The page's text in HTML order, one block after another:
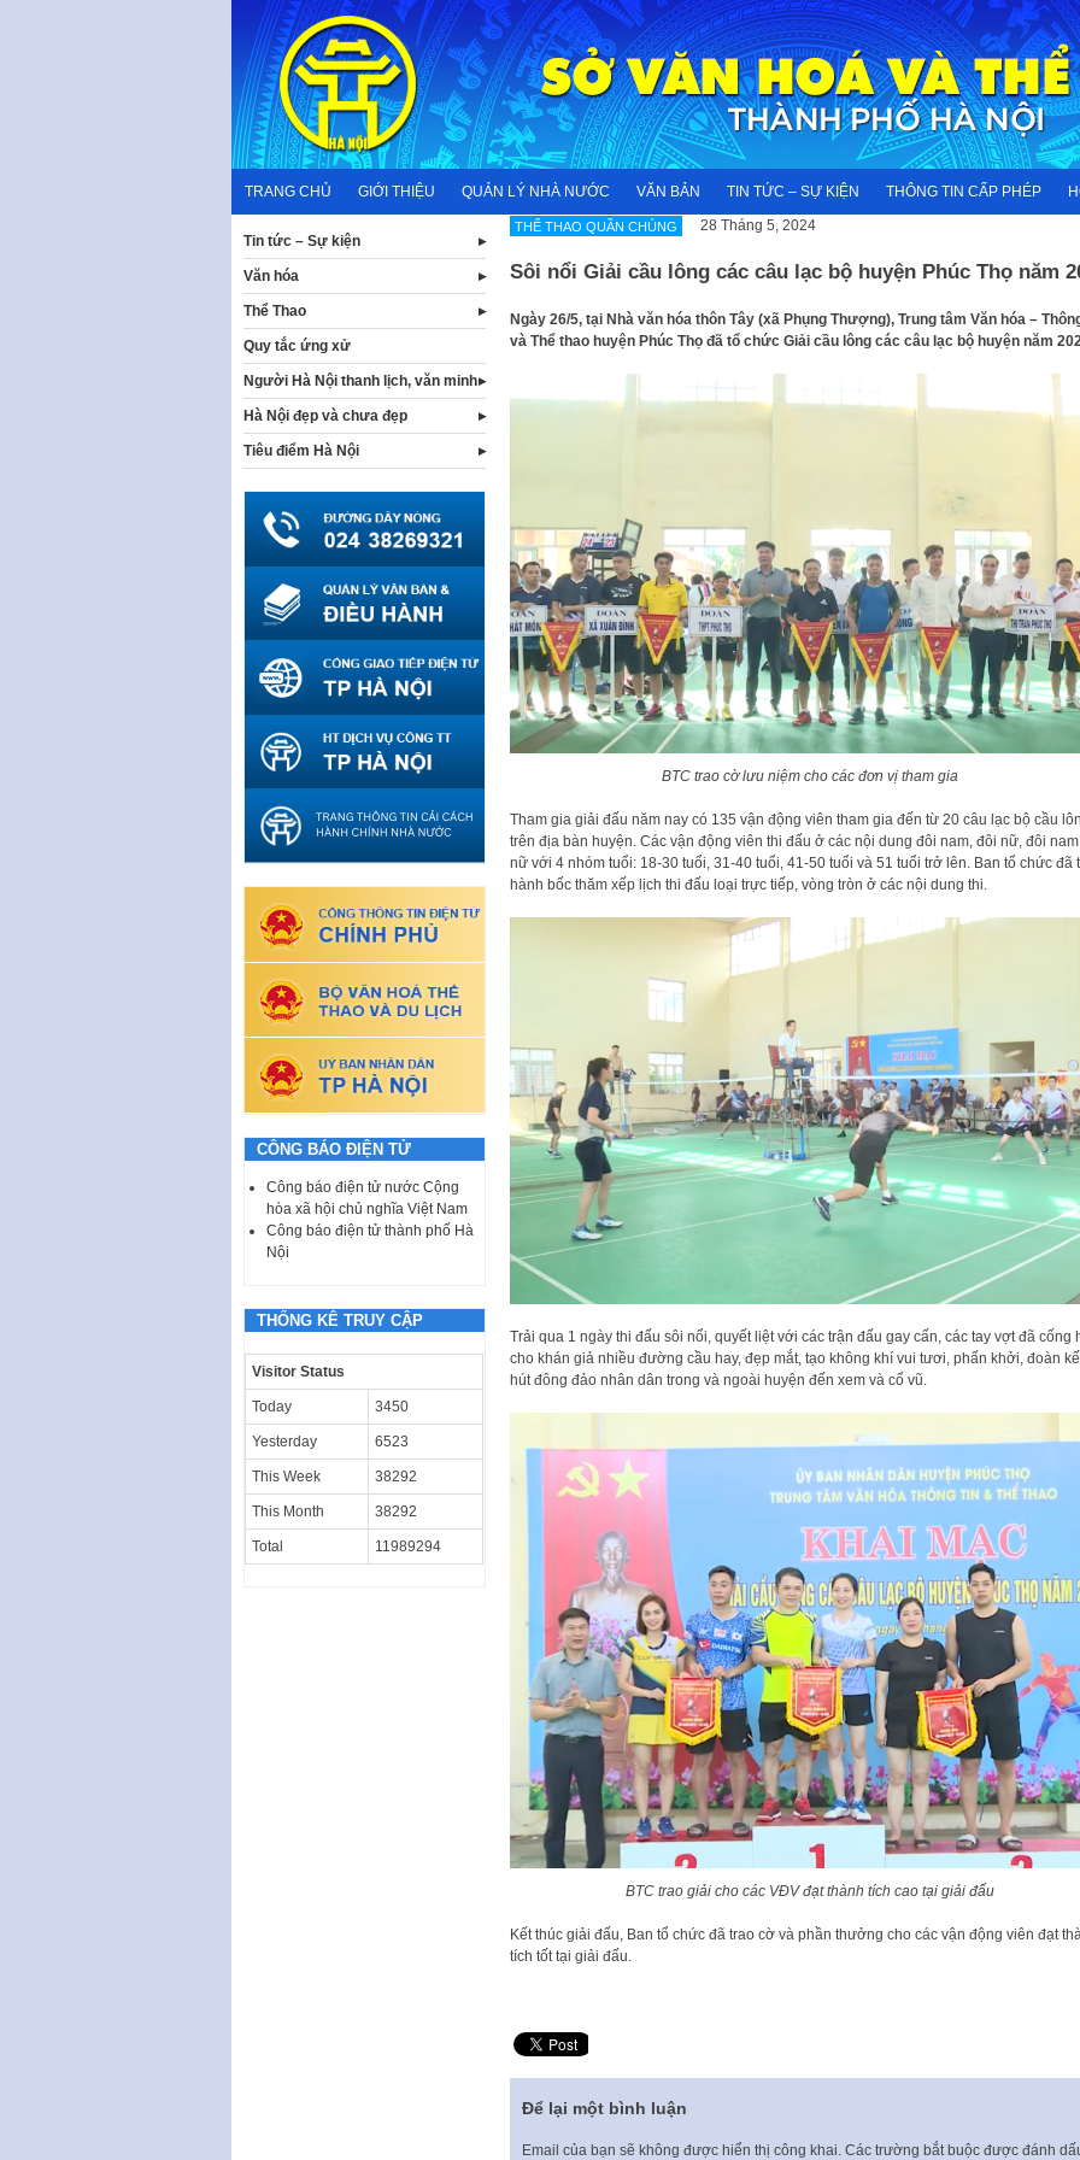
content
TRANG CHỦ GIỚI THIỆU QUẢN LÝ NHÀ NƯỚC VĂN BẢN TIN TỨC – SỰ KIỆN THÔNG TIN CẤP PHÉP
THỂ THAO QUẦN CHÚNG 28 Tháng 5, 2024
Sôi nổi Giải cầu lông các câu lạc bộ huyện Phúc Thọ năm
Ngày 26/5, tại Nhà văn hóa thôn Tây (xã Phụng Thượng), Trung tâm Văn hóa –
và Thể thao huyện Phúc Thọ đã tổ chức Giải cầu lông các câu lạc bộ huyện năm
BTC trao cờ lưu niệm cho các đơn vị tham gia
Tham gia giải đấu năm nay có 135 vận động viên tham gia đến từ 20 câu lạc bộ cầu
trên địa bàn huyện. Các vận động viên thi đấu ở các nội dung đôi nam, đôi nữ, đôi
nữ với 4 nhóm tuổi: 18-30 tuổi, 31-40 tuổi, 41-50 tuổi và 51 tuổi trở lên. Ban tổ chức đã
hành bốc thăm xếp lịch thi đấu loại trực tiếp, vòng tròn ở các nội dung thi.
Trải qua 1 ngày thi đấu sôi nổi, quyết liệt với các trận đấu gay cấn, các tay vợt đã cống
cho khán giả nhiều đường cầu hay, đẹp mắt, tạo không khí vui tươi, phấn khởi, đoàn
hút đông đảo nhân dân trong và ngoài huyện đến xem và cổ vũ.
BTC trao giải cho các VĐV đạt thành tích cao tại giải đấu
Kết thúc giải đấu, Ban tổ chức đã trao cờ và phần thưởng cho các vận động viên đạt
tích tốt tại giải đấu.
Để lại một bình luận
Email của bạn sẽ không được hiển thị công khai. Các trường bắt buộc được đánh
Tin tức – Sự kiện
Văn hóa
Thể Thao
Quy tắc ứng xử
Người Hà Nội thanh lịch, văn minh
Hà Nội đẹp và chưa đẹp
Tiêu điểm Hà Nội
CÔNG BÁO ĐIỆN TỬ
Công báo điện tử nước Cộng
hòa xã hội chủ nghĩa Việt Nam
Công báo điện tử thành phố Hà
Nội
THỐNG KÊ TRUY CẬP
Visitor Status
Today 3450
Yesterday 6523
This Week 38292
This Month 38292
Total 11989294